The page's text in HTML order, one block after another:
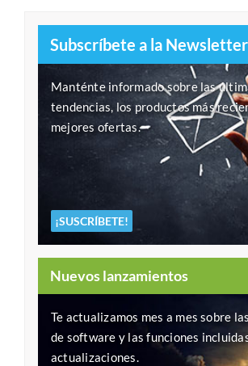
Subscríbete a la Newsletter
Manténte informado sobre las
tendencias, los productos más
mejores ofertas.
¡SUSCRÍBETE!
Nuevos lanzamientos
Te actualizamos mes a mes sobre
de software y las funciones
actualizaciones.